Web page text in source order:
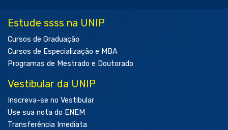
Estude ssss na UNIP
Cursos de Graduação
Cursos de Especialização e MBA
Programas de Mestrado e Doutorado
Vestibular da UNIP
Inscreva-se no Vestibular
Use sua nota do ENEM
Transferência Imediata